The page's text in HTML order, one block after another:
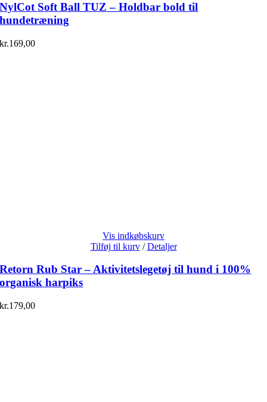
NylCot Soft Ball TUZ – Holdbar bold til
hundetræning
kr.169,00
Vis indkøbskurv
Tilføj til kurv / Detaljer
Retorn Rub Star – Aktivitetslegetøj til hund i 100%
organisk harpiks
kr.179,00